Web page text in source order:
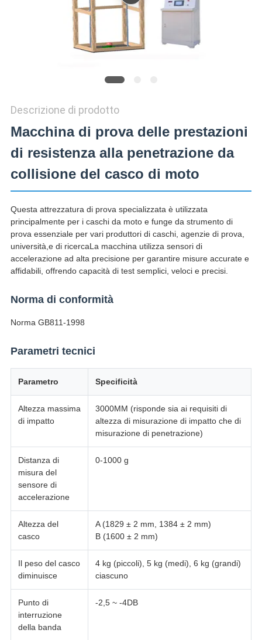
Descrizione di prodotto
Macchina di prova delle prestazioni
di resistenza alla penetrazione da
collisione del casco di moto
Questa attrezzatura di prova specializzata è utilizzata
principalmente per i caschi da moto e funge da strumento di
prova essenziale per vari produttori di caschi, agenzie di prova,
università,e di ricercaLa macchina utilizza sensori di
accelerazione ad alta precisione per garantire misure accurate e
affidabili, offrendo capacità di test semplici, veloci e precisi.
Norma di conformità
Norma GB811-1998
Parametri tecnici
Parametro Specificità
Altezza massima
di impatto
3000MM (risponde sia ai requisiti di
altezza di misurazione di impatto che di
misurazione di penetrazione)
Distanza di
misura del
sensore di
accelerazione
0-1000 g
Altezza del
casco
A (1829 ± 2 mm, 1384 ± 2 mm)
B (1600 ± 2 mm)
Il peso del casco
diminuisce
4 kg (piccoli), 5 kg (medi), 6 kg (grandi)
ciascuno
Punto di
interruzione
della banda
-2,5 ~ -4DB